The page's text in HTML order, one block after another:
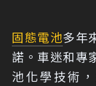
固態電池多年
諾。車迷和專
池化學技術